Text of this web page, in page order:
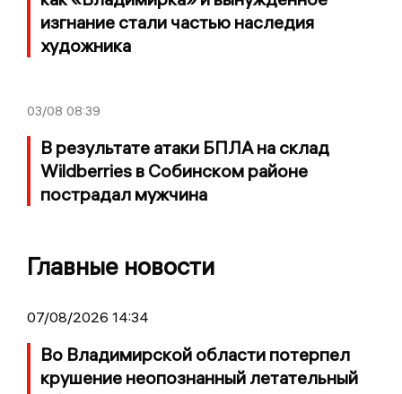
изгнание стали частью наследия
художника
03/08 08:39
В результате атаки БПЛА на склад
Wildberries в Собинском районе
пострадал мужчина
Главные новости
07/08/2026 14:34
Во Владимирской области потерпел
крушение неопознанный летательный